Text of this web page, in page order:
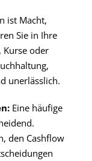
ist Macht,
Sie in Ihre
oder
unerlässlich.
Eine häufige
den Cashflow